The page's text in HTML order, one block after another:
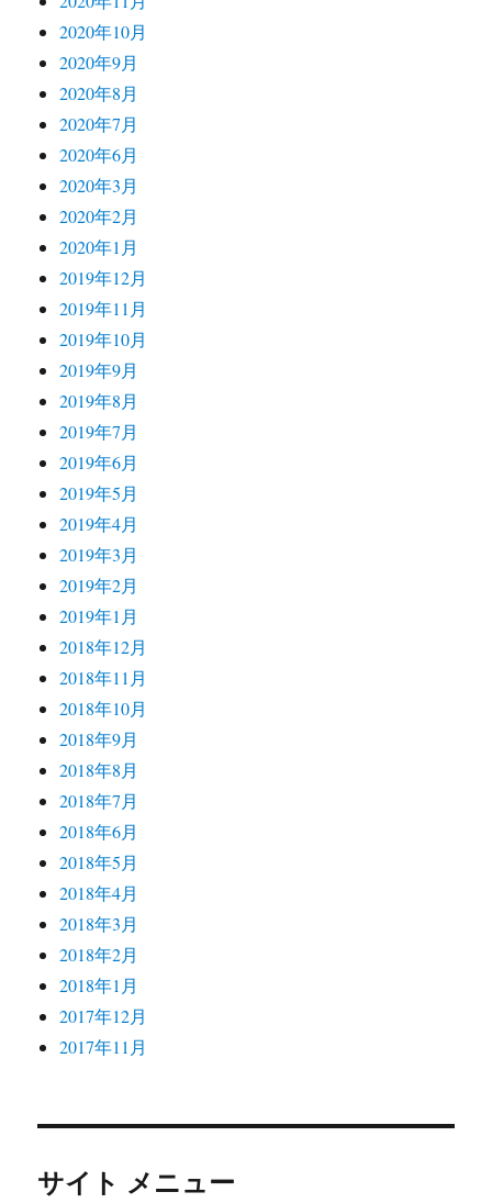
2020年10月
2020年9月
2020年8月
2020年7月
2020年6月
2020年3月
2020年2月
2020年1月
2019年12月
2019年11月
2019年10月
2019年9月
2019年8月
2019年7月
2019年6月
2019年5月
2019年4月
2019年3月
2019年2月
2019年1月
2018年12月
2018年11月
2018年10月
2018年9月
2018年8月
2018年7月
2018年6月
2018年5月
2018年4月
2018年3月
2018年2月
2018年1月
2017年12月
2017年11月
サイト メニュー